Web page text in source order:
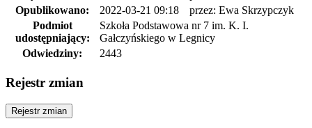
Opublikowano:
2022-03-21 09:18
przez: Ewa Skrzypczyk
Podmiot
udostępniający:
Szkoła Podstawowa nr 7 im. K. I.
Gałczyńskiego w Legnicy
Odwiedziny:
2443
Rejestr zmian
Rejestr zmian